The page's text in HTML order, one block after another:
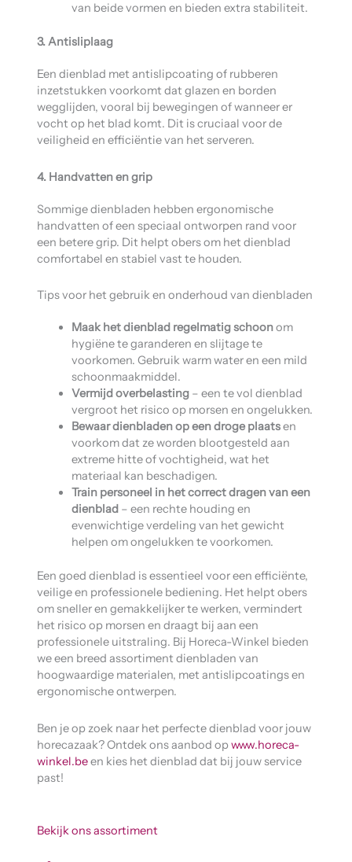
van beide vormen en bieden extra stabiliteit.
3. Antisliplaag
Een dienblad met antislipcoating of rubberen
inzetstukken voorkomt dat glazen en borden
wegglijden, vooral bij bewegingen of wanneer er
vocht op het blad komt. Dit is cruciaal voor de
veiligheid en efficiëntie van het serveren.
4. Handvatten en grip
Sommige dienbladen hebben ergonomische
handvatten of een speciaal ontworpen rand voor
een betere grip. Dit helpt obers om het dienblad
comfortabel en stabiel vast te houden.
Tips voor het gebruik en onderhoud van dienbladen
Maak het dienblad regelmatig schoonom
hygiëne te garanderen en slijtage te
voorkomen. Gebruik warm water en een mild
schoonmaakmiddel.
Vermijd overbelasting – een te vol dienblad
vergroot het risico op morsen en ongelukken.
Bewaar dienbladen op een droge plaatsen
voorkom dat ze worden blootgesteld aan
extreme hitte of vochtigheid, wat het
materiaal kan beschadigen.
Train personeel in het correct dragen van een
dienblad – een rechte houding en
evenwichtige verdeling van het gewicht
helpen om ongelukken te voorkomen.
Een goed dienblad is essentieel voor een efficiënte,
veilige en professionele bediening. Het helpt obers
om sneller en gemakkelijker te werken, vermindert
het risico op morsen en draagt bij aan een
professionele uitstraling. Bij Horeca-Winkel bieden
we een breed assortiment dienbladen van
hoogwaardige materialen, met antislipcoatings en
ergonomische ontwerpen.
Ben je op zoek naar het perfecte dienblad voor jouw
horecazaak? Ontdek ons aanbod opwww.horeca-
winkel.been kies het dienblad dat bij jouw service
past!
Bekijk ons assortiment